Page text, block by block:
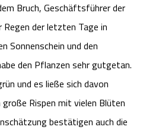
mit Hund
Bauernhof
Kart & Bowl
Haus
Trampolin-Park
Bruch, Geschäftsführer der
Regen der letzten Tage in
Sonnenschein und den
den Pflanzen sehr gutgetan.
und es ließe sich davon
Rispen mit vielen Blüten
bestätigen auch die